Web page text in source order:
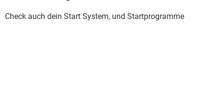
Check auch dein Start System, und Startprogramme